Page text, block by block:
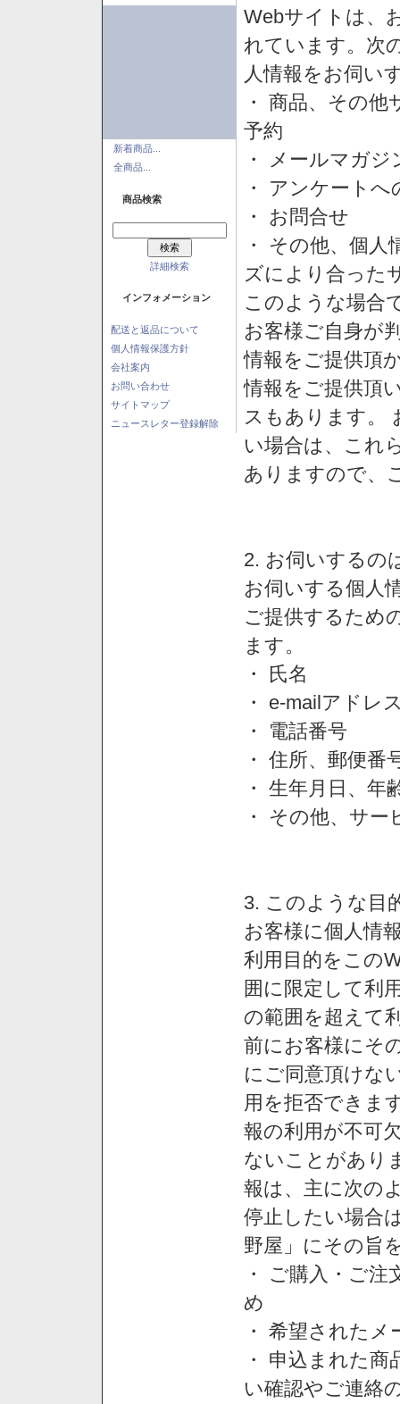
新着商品...
全商品...
商品検索
詳細検索
インフォメーション
配送と返品について
個人情報保護方針
会社案内
お問い合わせ
サイトマップ
ニュースレター登録解除
Webサイトは、
れています。次
人情報をお伺い
・ 商品、その
予約
・ メールマガ
・ アンケートへ
・ お問合せ
・ その他、個
ズにより合った
このような場合
お客様ご自身が
情報をご提供頂
情報をご提供頂
スもあります。
い場合は、これ
ありますので、
2. お伺いするの
お伺いする個人
ご提供するため
ます。
・ 氏名
・ e-mailアドレ
・ 電話番号
・ 住所、郵便番
・ 生年月日、年
・ その他、サ
3. このような目
お客様に個人情
利用目的をこの
囲に限定して利
の範囲を超えて
前にお客様にそ
にご同意頂けな
用を拒否できま
報の利用が不可
ないことがあり
報は、主に次の
停止したい場合
野屋」にその旨
・ ご購入・ご
め
・ 希望された
・ 申込まれた
い確認やご連絡